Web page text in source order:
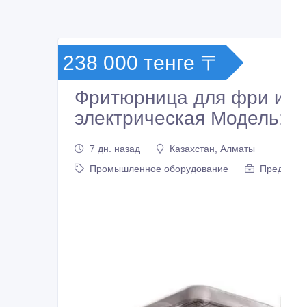
238 000 тенге 〒
Фритюрница для фри
электрическая
7 дн. назад
Казахстан, Алматы
Промышленное оборудование